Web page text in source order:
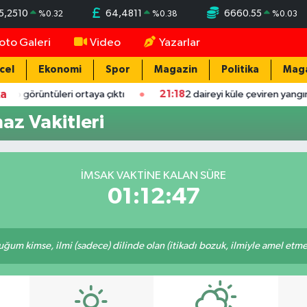
%0.32 64,4811 %0.38 6660.55 %0.03
Galeri Video Yazarlar
Ekonomi Spor Magazin Politika
ortaya çıktı 21:18 2 daireyi küle çeviren yangında
Vakitleri
İMSAK VAKTINE KALAN SÜRE
01:12:47
kimse, ilmi (sadece) dilinde olan (itikadı bozuk, ilmiyle amel